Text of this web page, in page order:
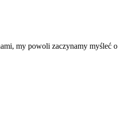
my powoli zaczynamy myśleć